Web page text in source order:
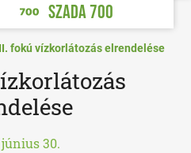
SZADA 700
fokú vízkorlátozás elrendelése
30.